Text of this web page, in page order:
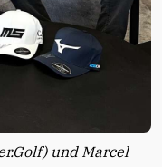
und Marcel